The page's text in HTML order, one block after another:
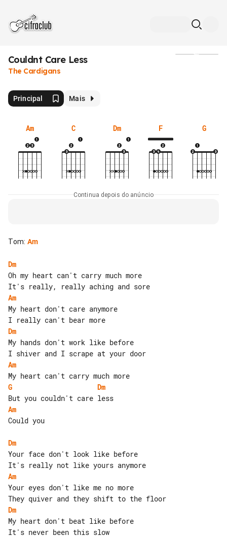
Couldnt Care Less
The Cardigans
Principal Mais
Am C Dm F G
Continua depois do anúncio
Tom: Am
Dm
Oh my heart can't carry much more
Am
My heart don't care anymore
Dm
My hands don't work like before
Am
G
Dm
Am
Could you
Dm
Your face don't look like before
Am
Your eyes don't like me no more
Dm
My heart don't beat like before